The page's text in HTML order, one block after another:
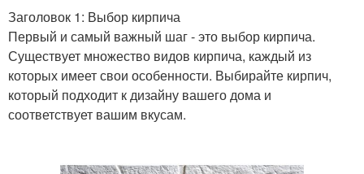
Заголовок 1: Выбор кирпича
Первый и самый важный шаг - это выбор кирпича.
Существует множество видов кирпича, каждый из
которых имеет свои особенности. Выбирайте кирпич,
который подходит к дизайну вашего дома и
соответствует вашим вкусам.